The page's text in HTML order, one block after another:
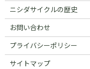
ニシダサイクルの歴史
お問い合わせ
プライバシーポリシー
サイトマップ